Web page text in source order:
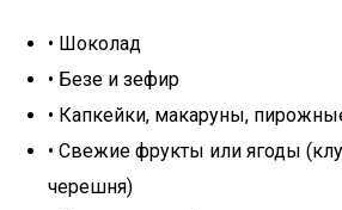
• Шоколад
• Безе и зефир
• Капкейки, макаруны,
• Свежие фрукты или ягоды
черешня)